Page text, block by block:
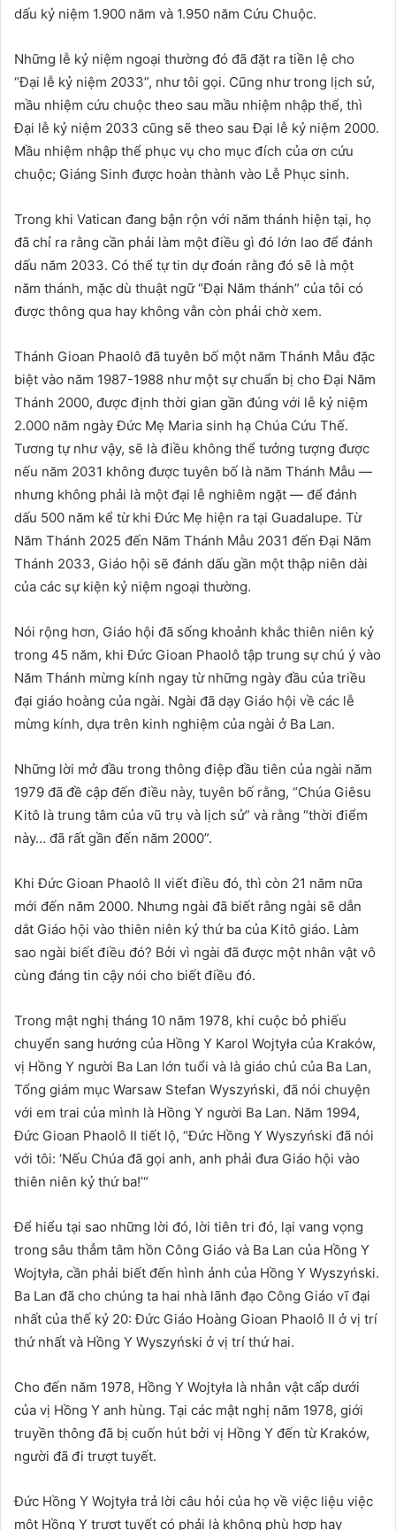
dấu kỷ niệm 1.900 năm và 1.950 năm Cứu Chuộc.
Những lễ kỷ niệm ngoại thường đó đã đặt ra tiền lệ cho
“Đại lễ kỷ niệm 2033”, như tôi gọi. Cũng như trong lịch sử,
mầu nhiệm cứu chuộc theo sau mầu nhiệm nhập thể, thì
Đại lễ kỷ niệm 2033 cũng sẽ theo sau Đại lễ kỷ niệm 2000.
Mầu nhiệm nhập thể phục vụ cho mục đích của ơn cứu
chuộc; Giáng Sinh được hoàn thành vào Lễ Phục sinh.
Trong khi Vatican đang bận rộn với năm thánh hiện tại, họ
đã chỉ ra rằng cần phải làm một điều gì đó lớn lao để đánh
dấu năm 2033. Có thể tự tin dự đoán rằng đó sẽ là một
năm thánh, mặc dù thuật ngữ “Đại Năm thánh” của tôi có
được thông qua hay không vẫn còn phải chờ xem.
Thánh Gioan Phaolô đã tuyên bố một năm Thánh Mẫu đặc
biệt vào năm 1987-1988 như một sự chuẩn bị cho Đại Năm
Thánh 2000, được định thời gian gần đúng với lễ kỷ niệm
2.000 năm ngày Đức Mẹ Maria sinh hạ Chúa Cứu Thế.
Tương tự như vậy, sẽ là điều không thể tưởng tượng được
nếu năm 2031 không được tuyên bố là năm Thánh Mẫu —
nhưng không phải là một đại lễ nghiêm ngặt — để đánh
dấu 500 năm kể từ khi Đức Mẹ hiện ra tại Guadalupe. Từ
Năm Thánh 2025 đến Năm Thánh Mẫu 2031 đến Đại Năm
Thánh 2033, Giáo hội sẽ đánh dấu gần một thập niên dài
của các sự kiện kỷ niệm ngoại thường.
Nói rộng hơn, Giáo hội đã sống khoảnh khắc thiên niên kỷ
trong 45 năm, khi Đức Gioan Phaolô tập trung sự chú ý vào
Năm Thánh mừng kính ngay từ những ngày đầu của triều
đại giáo hoàng của ngài. Ngài đã dạy Giáo hội về các lễ
mừng kính, dựa trên kinh nghiệm của ngài ở Ba Lan.
Những lời mở đầu trong thông điệp đầu tiên của ngài năm
1979 đã đề cập đến điều này, tuyên bố rằng, “Chúa Giêsu
Kitô là trung tâm của vũ trụ và lịch sử” và rằng “thời điểm
này… đã rất gần đến năm 2000”.
Khi Đức Gioan Phaolô II viết điều đó, thì còn 21 năm nữa
mới đến năm 2000. Nhưng ngài đã biết rằng ngài sẽ dẫn
dắt Giáo hội vào thiên niên kỷ thứ ba của Kitô giáo. Làm
sao ngài biết điều đó? Bởi vì ngài đã được một nhân vật vô
cùng đáng tin cậy nói cho biết điều đó.
Trong mật nghị tháng 10 năm 1978, khi cuộc bỏ phiếu
chuyển sang hướng của Hồng Y Karol Wojtyła của Kraków,
vị Hồng Y người Ba Lan lớn tuổi và là giáo chủ của Ba Lan,
Tổng giám mục Warsaw Stefan Wyszyński, đã nói chuyện
với em trai của mình là Hồng Y người Ba Lan. Năm 1994,
Đức Gioan Phaolô II tiết lộ, “Đức Hồng Y Wyszyński đã nói
với tôi: ‘Nếu Chúa đã gọi anh, anh phải đưa Giáo hội vào
thiên niên kỷ thứ ba!’“
Để hiểu tại sao những lời đó, lời tiên tri đó, lại vang vọng
trong sâu thẳm tâm hồn Công Giáo và Ba Lan của Hồng Y
Wojtyła, cần phải biết đến hình ảnh của Hồng Y Wyszyński.
Ba Lan đã cho chúng ta hai nhà lãnh đạo Công Giáo vĩ đại
nhất của thế kỷ 20: Đức Giáo Hoàng Gioan Phaolô II ở vị trí
thứ nhất và Hồng Y Wyszyński ở vị trí thứ hai.
Cho đến năm 1978, Hồng Y Wojtyła là nhân vật cấp dưới
của vị Hồng Y anh hùng. Tại các mật nghị năm 1978, giới
truyền thông đã bị cuốn hút bởi vị Hồng Y đến từ Kraków,
người đã đi trượt tuyết.
Đức Hồng Y Wojtyła trả lời câu hỏi của họ về việc liệu việc
một Hồng Y trượt tuyết có phải là không phù hợp hay